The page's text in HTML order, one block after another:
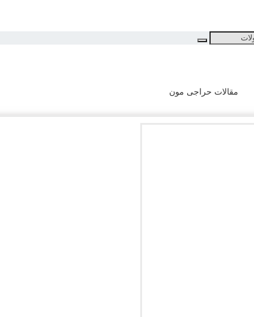
مقالات حراجی مون